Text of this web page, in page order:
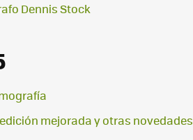
Dennis Stock
mejorada y otras novedades